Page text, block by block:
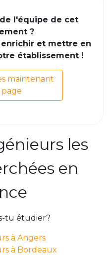
l'équipe de cet
?
et mettre en
établissement !
maintenant
les
en
tu étudier?
à Angers
à Bordeaux